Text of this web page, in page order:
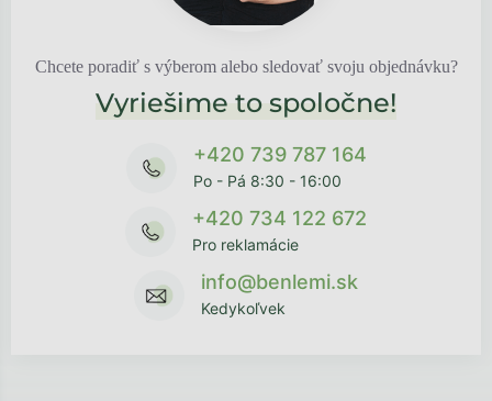
Chcete poradiť s výberom alebo sledovať svoju objednávku?
Vyriešime to spoločne!
+420 739 787 164
Po - Pá 8:30 - 16:00
+420 734 122 672
Pro reklamácie
info@benlemi.sk
Kedykoľvek